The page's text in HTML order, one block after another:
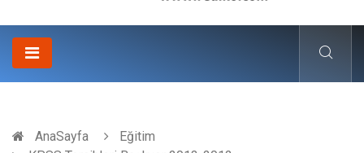
AnaSayfa
Eğitim